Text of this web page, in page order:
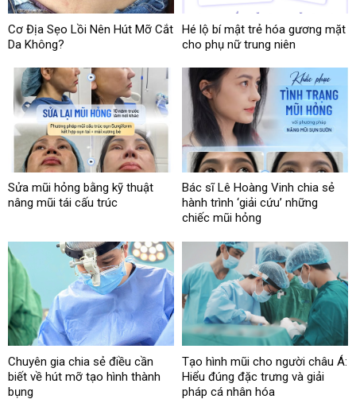
Cơ Địa Sẹo Lồi Nên Hút Mỡ Cắt
Da Không?
Hé lộ bí mật trẻ hóa gương mặt
cho phụ nữ trung niên
Sửa mũi hỏng bằng kỹ thuật
nâng mũi tái cấu trúc
Bác sĩ Lê Hoàng Vinh chia sẻ
hành trình ‘giải cứu’ những
chiếc mũi hỏng
Chuyên gia chia sẻ điều cần
biết về hút mỡ tạo hình thành
bụng
Tạo hình mũi cho người châu Á:
Hiểu đúng đặc trưng và giải
pháp cá nhân hóa